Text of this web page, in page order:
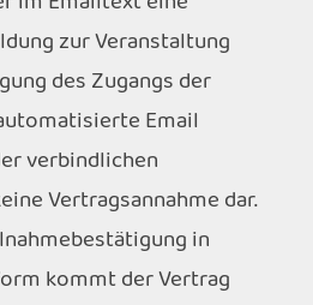
zur Veranstaltung
des Zugangs der
Email
verbindlichen
Vertragsannahme dar.
in
kommt der Vertrag